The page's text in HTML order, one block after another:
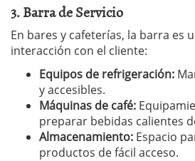
3. Barra de Servicio
En bares y cafeterías, la barra es
interacción con el cliente:
Equipos de refrigeración:
y accesibles.
Máquinas de café:
preparar bebidas calientes
Almacenamiento: Espacio
productos de fácil acceso.